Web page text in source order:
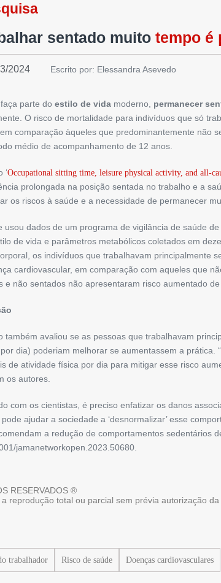
sentado muito tempo é
2024 Escrito por: Elessandra Asevedo
parte do estilo de vidamoderno, permanecer
O risco de mortalidade para indivíduos que só
comparação àqueles que predominantemente não
médio de acompanhamento de 12 anos.
‘Occupational sitting time, leisure physical activity, and all-
prolongada na posição sentada no trabalho e a
os riscos à saúde e a necessidade de permanecer
usou dados de um programa de vigilância de saúde
de vida e parâmetros metabólicos coletados em
os indivíduos que trabalhavam principalmente
cardiovascular, em comparação com aqueles que
e não sentados não apresentaram risco aumentado
também avaliou se as pessoas que trabalhavam
dia) poderiam melhorar se aumentassem a
de atividade física por dia para mitigar esse risco
os autores.
com os cientistas, é preciso enfatizar os danos
ajudar a sociedade a ‘desnormalizar’ esse
a redução de comportamentos sedentários
jamanetworkopen.2023.50680.
RESERVADOS ®
a reprodução total ou parcial sem prévia autorização
trabalhador Risco de saúde Doenças cardiovasculares